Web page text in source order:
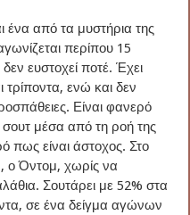
ένα από τα μυστήρια της
περίπου 15
ευστοχεί ποτέ. Έχει
ενώ και δεν
Είναι φανερό
μέσα από τη ροή της
πως είναι άστοχος. Στο
ο Όντομ, χωρίς να
Σουτάρει με 52% στα
σε ένα δείγμα αγώνων